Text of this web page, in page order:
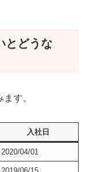
とどうな
す。
入社日
2020/04/01